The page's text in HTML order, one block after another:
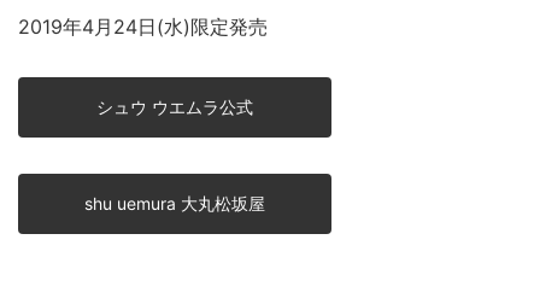
2019年4月24日(水)限定発売
シュウ ウエムラ公式
shu uemura 大丸松坂屋